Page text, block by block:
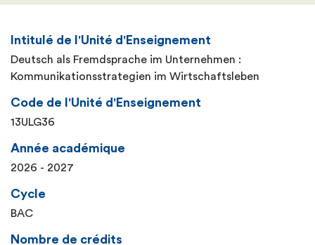
Intitulé de l'Unité d'Enseignement
Deutsch als Fremdsprache im Unternehmen :
Kommunikationsstrategien im Wirtschaftsleben
Code de l'Unité d'Enseignement
13ULG36
Année académique
2026 - 2027
Cycle
BAC
Nombre de crédits